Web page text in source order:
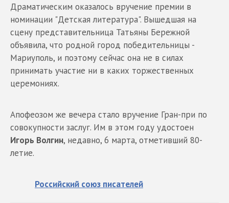
Драматическим оказалось вручение премии в
номинации "Детская литература". Вышедшая на
сцену представительница Татьяны Бережной
объявила, что родной город победительницы -
Мариуполь, и поэтому сейчас она не в силах
принимать участие ни в каких торжественных
церемониях.
Апофеозом же вечера стало вручение Гран-при по
совокупности заслуг. Им в этом году удостоен
Игорь Волгин, недавно, 6 марта, отметивший 80-
летие.
Российский союз писателей